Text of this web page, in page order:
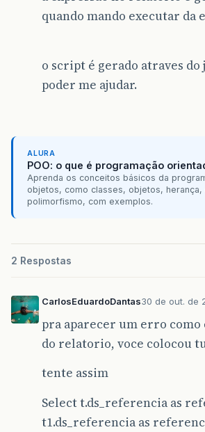
quando mando executar da
o script é gerado atraves do
poder me ajudar.
ALURA
POO: o que é programação
Aprenda os conceitos básicos da
objetos, como classes, objetos, herança,
polimorfismo, com exemplos.
2 Respostas
CarlosEduardoDantas30 de out. de
pra aparecer um erro como
do relatorio, voce colocou
tente assim
Select t.ds_referencia as
t1.ds_referencia as